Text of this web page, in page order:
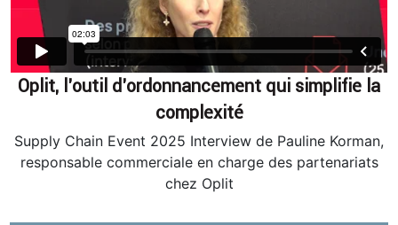
Oplit, l’outil d’ordonnancement qui simplifie la
complexité
Supply Chain Event 2025 Interview de Pauline Korman,
responsable commerciale en charge des partenariats
chez Oplit